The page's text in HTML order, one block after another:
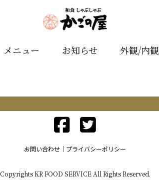
メニュー お知らせ 外観/内観
お問い合わせ プライバシーポリシー
Copyrights KR FOOD SERVICE All Rights Reserved.